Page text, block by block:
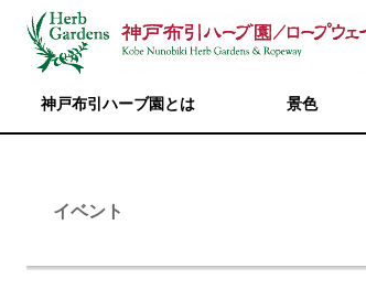
神戸布引ハーブ園とは 景色
イベント